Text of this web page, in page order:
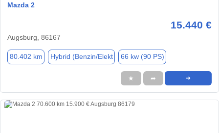
Mazda 2
15.440 €
Augsburg, 86167
80.402 km Hybrid (Benzin/Elekt 66 kw (90 PS)
★ ➦ ➜